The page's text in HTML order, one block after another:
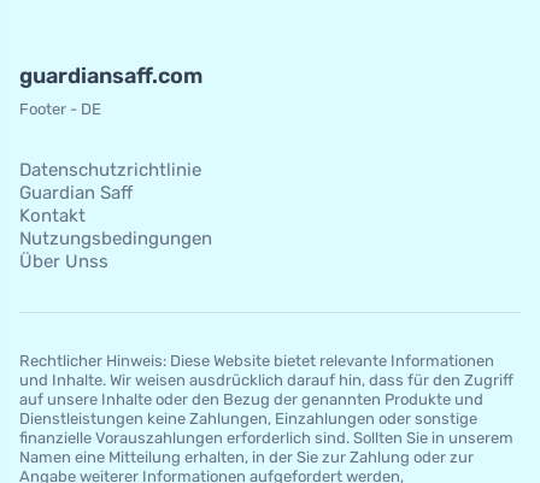
guardiansaff.com
Footer - DE
Datenschutzrichtlinie
Guardian Saff
Kontakt
Nutzungsbedingungen
Über Unss
Rechtlicher Hinweis: Diese Website bietet relevante Informationen
und Inhalte. Wir weisen ausdrücklich darauf hin, dass für den Zugriff
auf unsere Inhalte oder den Bezug der genannten Produkte und
Dienstleistungen keine Zahlungen, Einzahlungen oder sonstige
finanzielle Vorauszahlungen erforderlich sind. Sollten Sie in unserem
Namen eine Mitteilung erhalten, in der Sie zur Zahlung oder zur
Angabe weiterer Informationen aufgefordert werden,